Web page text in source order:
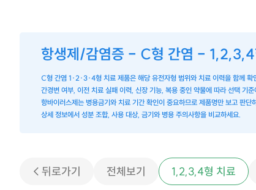
항생제/감염증 - C형 간염 - 1,2,3,4
C형 간염 1·2·3·4형 치료 제품은 해당 유전자형 범위와 치료 이력을 함께 확
간경변 여부, 이전 치료 실패 이력, 신장 기능, 복용 중인 약물에 따라 선택 기
항바이러스제는 병용금기와 치료 기간 확인이 중요하므로 제품명만 보고 판단
상세 정보에서 성분 조합, 사용 대상, 금기와 병용 주의사항을 비교하세요.
< 뒤로가기 전체보기 1,2,3,4형 치료